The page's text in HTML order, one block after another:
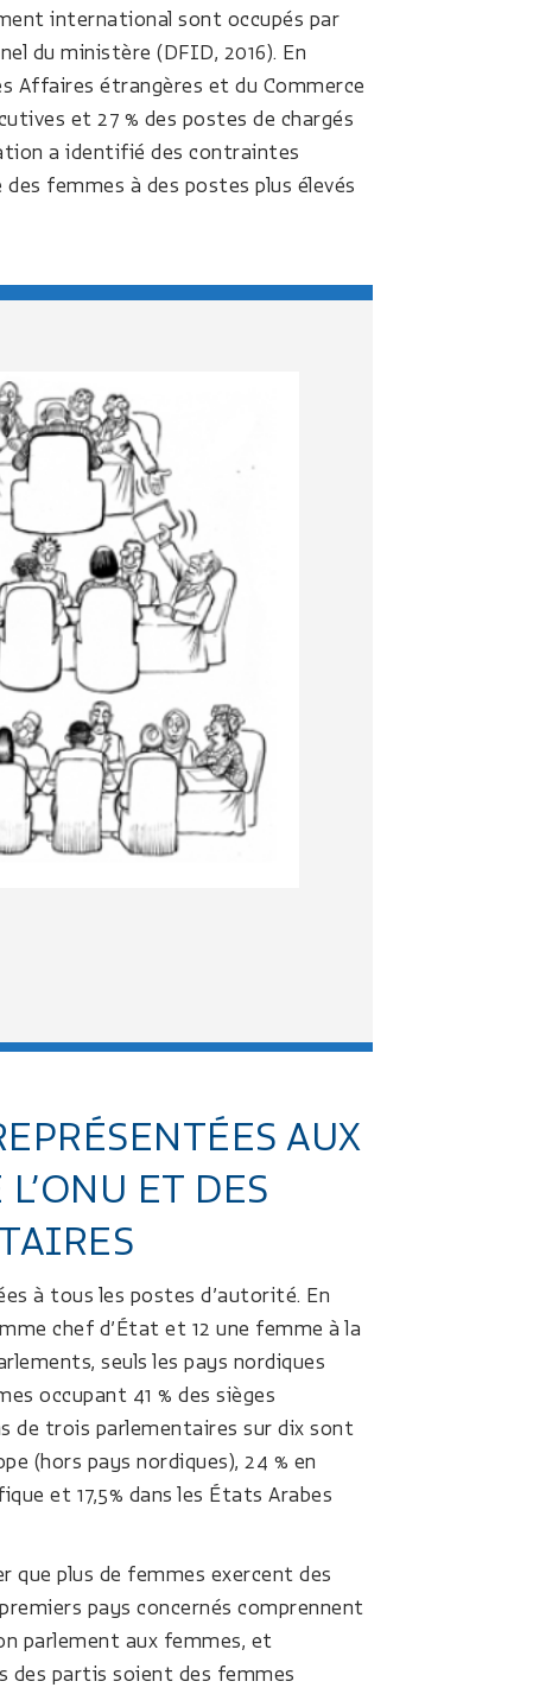
international sont occupés par
du ministère (DFID, 2016). En
Affaires étrangères et du Commerce
et 27 % des postes de chargés
a identifié des contraintes
femmes à des postes plus élevés
AUX
ET DES
à tous les postes d’autorité. En
chef d’État et 12 une femme à la
seuls les pays nordiques
occupant 41 % des sièges
de trois parlementaires sur dix sont
(hors pays nordiques), 24 % en
et 17,5% dans les États Arabes
que plus de femmes exercent des
pays concernés comprennent
parlement aux femmes, et
des partis soient des femmes